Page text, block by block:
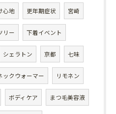
心地 更年期症状 宮崎
リー 下着イベント
シェラトン 京都 七味
ックウォーマー リモネン
ボディケア まつ毛美容液